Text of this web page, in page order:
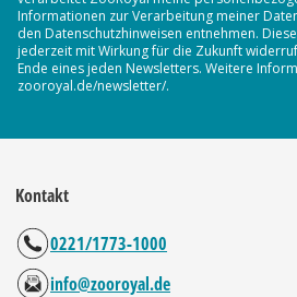
Informationen zur Verarbeitung meiner
den Datenschutzhinweisen entnehmen.
jederzeit mit Wirkung für die Zukunft
Ende eines jeden Newsletters. Weitere
zooroyal.de/newsletter/.
Kontakt
0221/1773-1000
info@zooroyal.de